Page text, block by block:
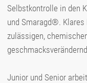
Selbstkontrolle in den
und Smaragd®. Klares
zulässigen,
Junior und Senior